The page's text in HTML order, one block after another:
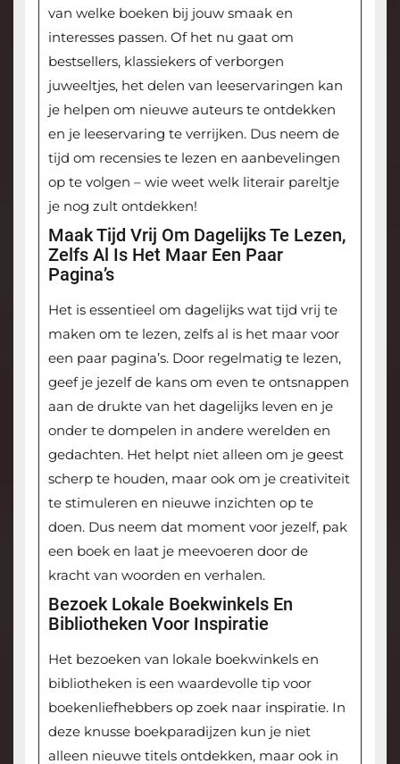
van welke boeken bij jouw smaak en
interesses passen. Of het nu gaat om
bestsellers, klassiekers of verborgen
juweeltjes, het delen van leeservaringen kan
je helpen om nieuwe auteurs te ontdekken
en je leeservaring te verrijken. Dus neem de
tijd om recensies te lezen en aanbevelingen
op te volgen – wie weet welk literair pareltje
je nog zult ontdekken!
Maak Tijd Vrij Om Dagelijks Te Lezen,
Zelfs Al Is Het Maar Een Paar
Pagina’s
Het is essentieel om dagelijks wat tijd vrij te
maken om te lezen, zelfs al is het maar voor
een paar pagina’s. Door regelmatig te lezen,
geef je jezelf de kans om even te ontsnappen
aan de drukte van het dagelijks leven en je
onder te dompelen in andere werelden en
gedachten. Het helpt niet alleen om je geest
scherp te houden, maar ook om je creativiteit
te stimuleren en nieuwe inzichten op te
doen. Dus neem dat moment voor jezelf, pak
een boek en laat je meevoeren door de
kracht van woorden en verhalen.
Bezoek Lokale Boekwinkels En
Bibliotheken Voor Inspiratie
Het bezoeken van lokale boekwinkels en
bibliotheken is een waardevolle tip voor
boekenliefhebbers op zoek naar inspiratie. In
deze knusse boekparadijzen kun je niet
alleen nieuwe titels ontdekken, maar ook in